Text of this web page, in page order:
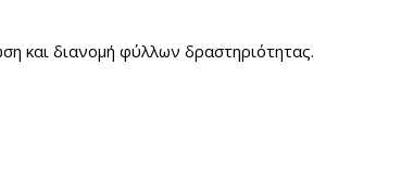
και διανομή φύλλων δραστηριότητας.